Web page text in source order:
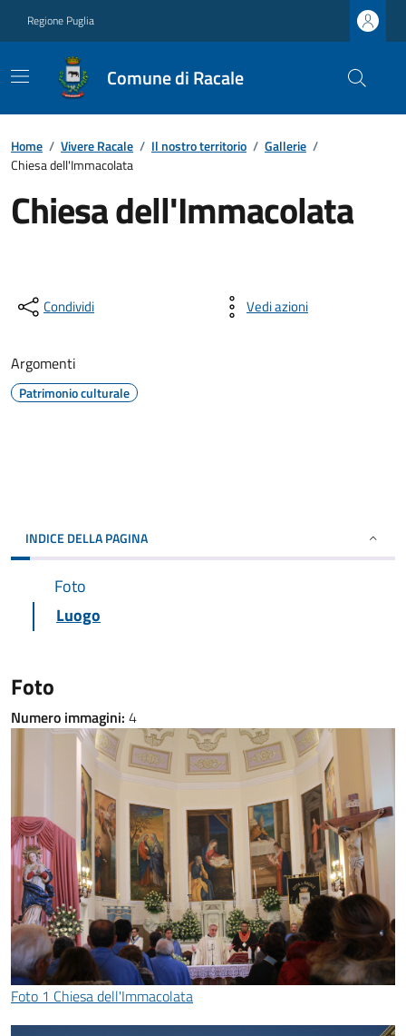
Regione Puglia
Comune di Racale
Home / Vivere Racale / Il nostro territorio / Gallerie /
Chiesa dell'Immacolata
Chiesa dell'Immacolata
Condividi Vedi azioni
Argomenti
Patrimonio culturale
INDICE DELLA PAGINA
Foto
Luogo
Foto
Numero immagini: 4
Foto 1 Chiesa dell'Immacolata